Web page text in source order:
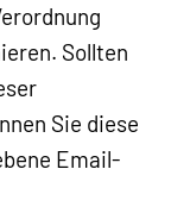
Sollten
Sie diese
Email-